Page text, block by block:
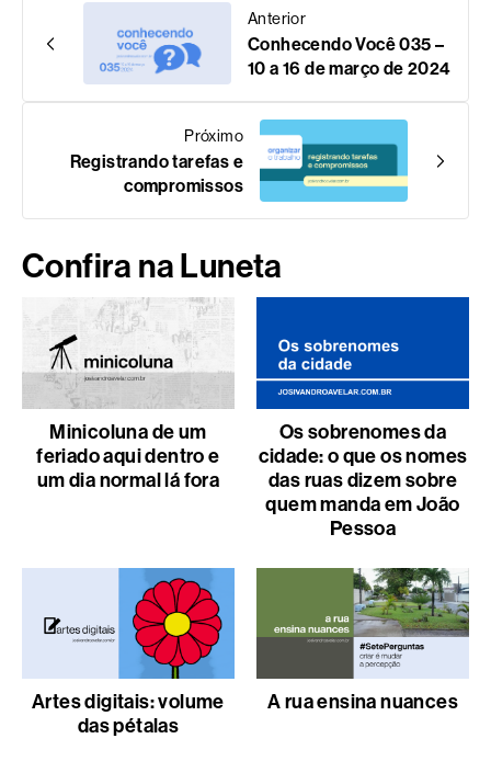
Anterior
Conhecendo Você 035 –
10 a 16 de março de 2024
Próximo
Registrando tarefas e
compromissos
Confira na Luneta
Minicoluna de um
feriado aqui dentro e
um dia normal lá fora
Os sobrenomes da
cidade: o que os nomes
das ruas dizem sobre
quem manda em João
Pessoa
Artes digitais: volume
das pétalas
A rua ensina nuances